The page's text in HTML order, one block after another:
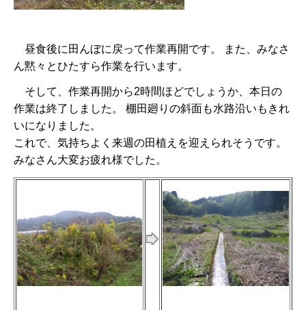
昼食後に田んぼに戻って作業再開です。 また、みなさ
ん黙々とひたすら作業を行います。
そして、作業再開から2時間ほどでしょうか、本日の
作業は終了しました。 棚田廻りの斜面も水路沿いもきれ
いになりました。
これで、気持ちよく来週の田植えを迎えられそうです。
みなさん大変お疲れ様でした。